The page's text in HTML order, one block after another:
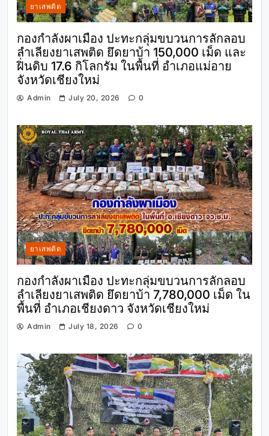
ยาเสพติด
กองกำลังผาเมือง ปะทะกลุ่มขบวนการลักลอบ
ลำเลียงยาเสพติด ยึดยาบ้า 150,000 เม็ด และ
ฝิ่นดิบ 17.6 กิโลกรัม ในพื้นที่ อำเภอแม่อาย
จังหวัดเชียงใหม่
Admin July 20, 2026 0
ยาเสพติด
กองกำลังผาเมือง ปะทะกลุ่มขบวนการลักลอบ
ลำเลียงยาเสพติด ยึดยาบ้า 7,780,000 เม็ด ใน
พื้นที่ อำเภอเชียงดาว จังหวัดเชียงใหม่
Admin July 18, 2026 0